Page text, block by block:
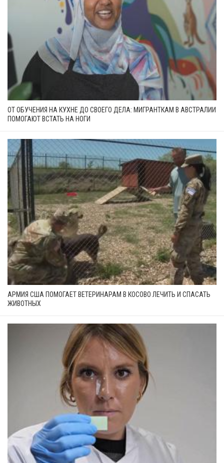
ОТ ОБУЧЕНИЯ НА КУХНЕ ДО СВОЕГО ДЕЛА: МИГРАНТКАМ В АВСТРАЛИИ
ПОМОГАЮТ ВСТАТЬ НА НОГИ
АРМИЯ США ПОМОГАЕТ ВЕТЕРИНАРАМ В КОСОВО ЛЕЧИТЬ И СПАСАТЬ
ЖИВОТНЫХ